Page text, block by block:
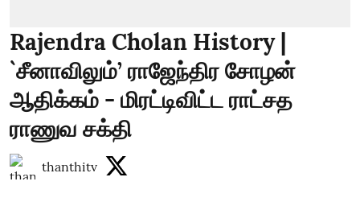
Rajendra Cholan History |
`சீனாவிலும்’ ராஜேந்திர சோழன்
ஆதிக்கம் - மிரட்டிவிட்ட ராட்சத
ராணுவ சக்தி
thanthitv